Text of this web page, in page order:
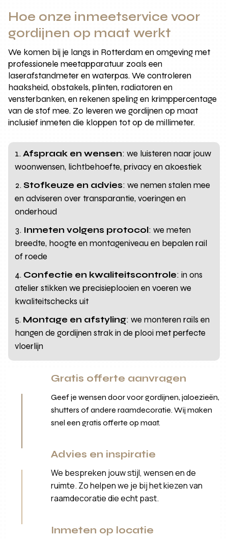
Hoe onze inmeetservice voor
gordijnen op maat werkt
We komen bij je langs in Rotterdam en omgeving met
professionele meetapparatuur zoals een
laserafstandmeter en waterpas. We controleren
haaksheid, obstakels, plinten, radiatoren en
vensterbanken, en rekenen speling en krimppercentage
van de stof mee. Zo leveren we gordijnen op maat
inclusief inmeten die kloppen tot op de millimeter.
Afspraak en wensen: we luisteren naar jouw
woonwensen, lichtbehoefte, privacy en akoestiek
Stofkeuze en advies: we nemen stalen mee
en adviseren over transparantie, voeringen en
onderhoud
Inmeten volgens protocol: we meten
breedte, hoogte en montageniveau en bepalen rail
of roede
Confectie en kwaliteitscontrole: in ons
atelier stikken we precisieplooien en voeren we
kwaliteitschecks uit
Montage en afstyling: we monteren rails en
hangen de gordijnen strak in de plooi met perfecte
vloerlijn
Gratis offerte aanvragen
Geef je wensen door voor gordijnen, jaloezieën,
shutters of andere raamdecoratie. Wij maken
snel een gratis offerte op maat.
Advies en inspiratie
We bespreken jouw stijl, wensen en de
ruimte. Zo helpen we je bij het kiezen van
raamdecoratie die echt past.
Inmeten op locatie